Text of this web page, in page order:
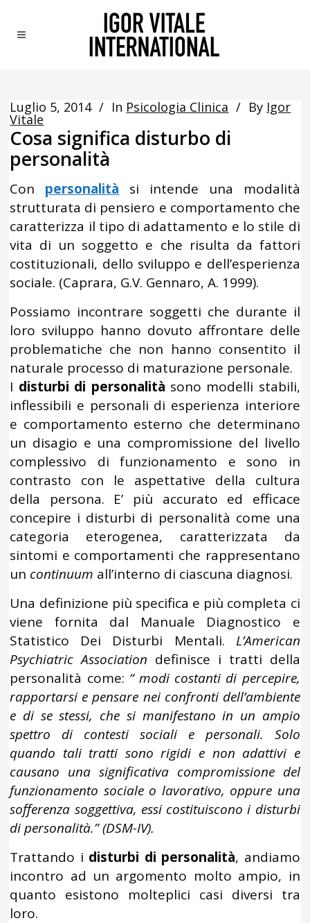
Luglio 5, 2014 In Psicologia Clinica By Igor
Vitale
Cosa significa disturbo di
personalità
Con personalità si intende una modalità
strutturata di pensiero e comportamento che
caratterizza il tipo di adattamento e lo stile di
vita di un soggetto e che risulta da fattori
costituzionali, dello sviluppo e dell’esperienza
sociale. (Caprara, G.V. Gennaro, A. 1999).
Possiamo incontrare soggetti che durante il
loro sviluppo hanno dovuto affrontare delle
problematiche che non hanno consentito il
naturale processo di maturazione personale.
I disturbi di personalità sono modelli stabili,
inflessibili e personali di esperienza interiore
e comportamento esterno che determinano
un disagio e una compromissione del livello
complessivo di funzionamento e sono in
contrasto con le aspettative della cultura
della persona. E’ più accurato ed efficace
concepire i disturbi di personalità come una
categoria eterogenea, caratterizzata da
sintomi e comportamenti che rappresentano
un continuum all’interno di ciascuna diagnosi.
Una definizione più specifica e più completa ci
viene fornita dal Manuale Diagnostico e
Statistico Dei Disturbi Mentali. L’American
Psychiatric Association definisce i tratti della
personalità come: “ modi costanti di percepire,
rapportarsi e pensare nei confronti dell’ambiente
e di se stessi, che si manifestano in un ampio
spettro di contesti sociali e personali. Solo
quando tali tratti sono rigidi e non adattivi e
causano una significativa compromissione del
funzionamento sociale o lavorativo, oppure una
sofferenza soggettiva, essi costituiscono i disturbi
di personalità.” (DSM-IV).
Trattando i disturbi di personalità, andiamo
incontro ad un argomento molto ampio, in
quanto esistono molteplici casi diversi tra
loro.